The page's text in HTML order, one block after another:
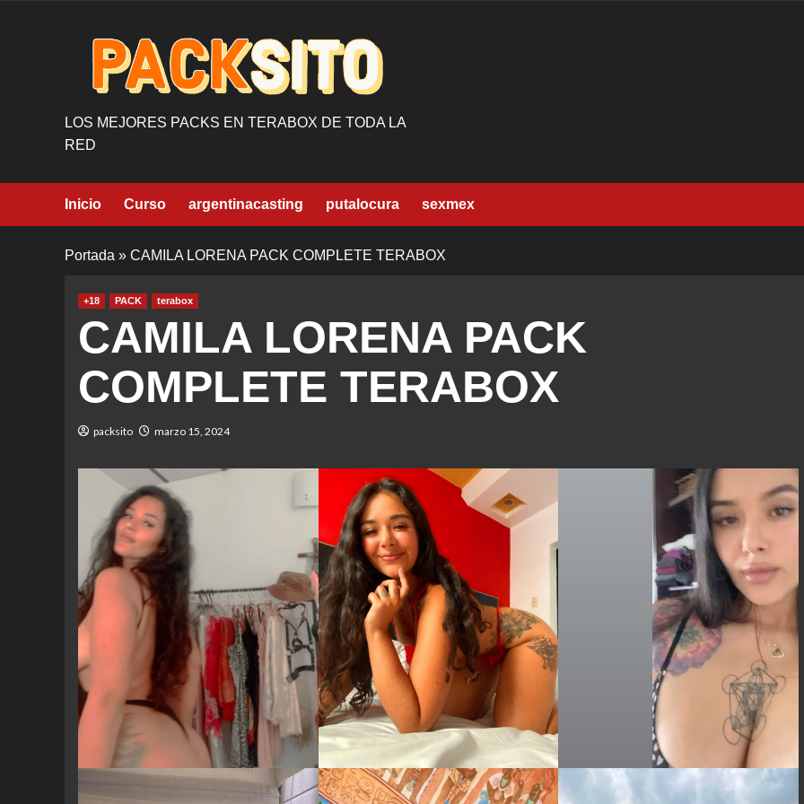
LOS MEJORES PACKS EN TERABOX DE TODA LA
RED
Inicio Curso argentinacasting putalocura sexmex
Portada » CAMILA LORENA PACK COMPLETE TERABOX
+18 PACK terabox
CAMILA LORENA PACK
COMPLETE TERABOX
packsito marzo 15, 2024